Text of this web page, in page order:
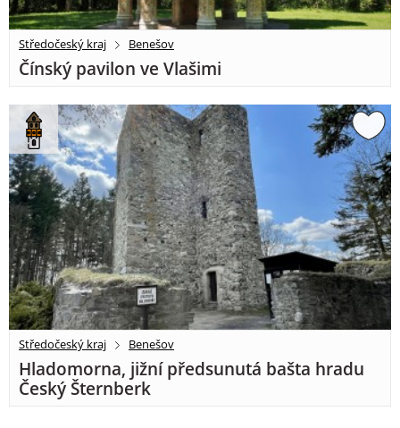
Středočeský kraj Benešov
Čínský pavilon ve Vlašimi
Středočeský kraj Benešov
Hladomorna, jižní předsunutá bašta hradu
Český Šternberk